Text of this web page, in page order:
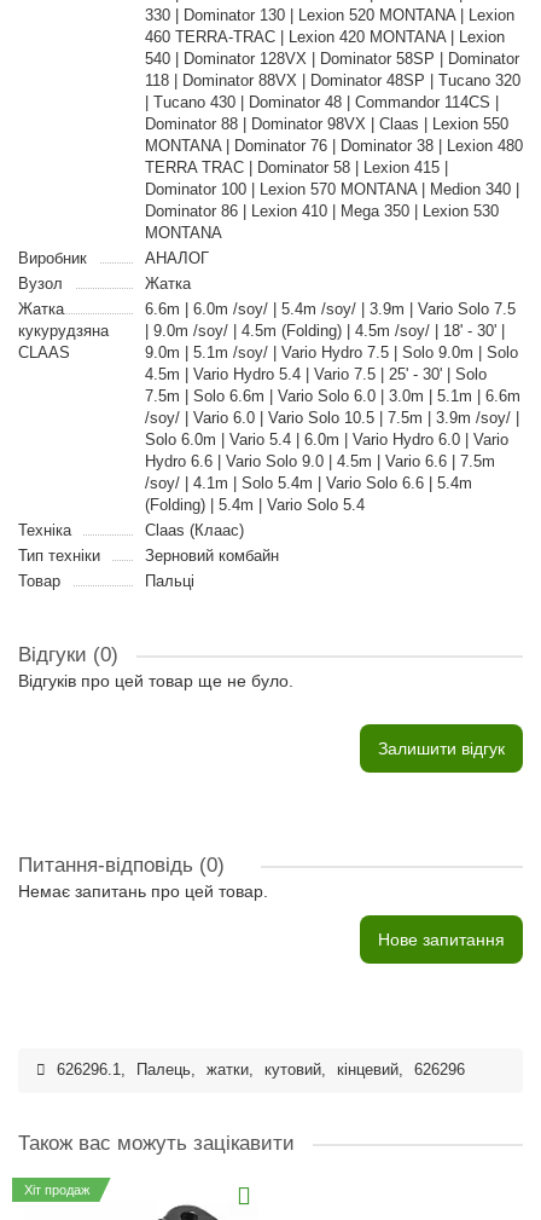
330 | Dominator 130 | Lexion 520 MONTANA | Lexion
460 TERRA-TRAC | Lexion 420 MONTANA | Lexion
540 | Dominator 128VX | Dominator 58SP | Dominator
118 | Dominator 88VX | Dominator 48SP | Tucano 320
| Tucano 430 | Dominator 48 | Commandor 114CS |
Dominator 88 | Dominator 98VX | Claas | Lexion 550
MONTANA | Dominator 76 | Dominator 38 | Lexion 480
TERRA TRAC | Dominator 58 | Lexion 415 |
Dominator 100 | Lexion 570 MONTANA | Medion 340 |
Dominator 86 | Lexion 410 | Mega 350 | Lexion 530
MONTANA
Виробник
АНАЛОГ
Вузол
Жатка
Жатка
кукурудзяна
CLAAS
6.6m | 6.0m /soy/ | 5.4m /soy/ | 3.9m | Vario Solo 7.5
| 9.0m /soy/ | 4.5m (Folding) | 4.5m /soy/ | 18' - 30' |
9.0m | 5.1m /soy/ | Vario Hydro 7.5 | Solo 9.0m | Solo
4.5m | Vario Hydro 5.4 | Vario 7.5 | 25' - 30' | Solo
7.5m | Solo 6.6m | Vario Solo 6.0 | 3.0m | 5.1m | 6.6m
/soy/ | Vario 6.0 | Vario Solo 10.5 | 7.5m | 3.9m /soy/ |
Solo 6.0m | Vario 5.4 | 6.0m | Vario Hydro 6.0 | Vario
Hydro 6.6 | Vario Solo 9.0 | 4.5m | Vario 6.6 | 7.5m
/soy/ | 4.1m | Solo 5.4m | Vario Solo 6.6 | 5.4m
(Folding) | 5.4m | Vario Solo 5.4
Техніка
Claas (Клаас)
Тип техніки
Зерновий комбайн
Товар
Пальці
Відгуки (0)
Відгуків про цей товар ще не було.
Залишити відгук
Питання-відповідь (0)
Немає запитань про цей товар.
Нове запитання
626296.1, Палець, жатки, кутовий, кінцевий, 626296
Також вас можуть зацікавити
Хіт продаж